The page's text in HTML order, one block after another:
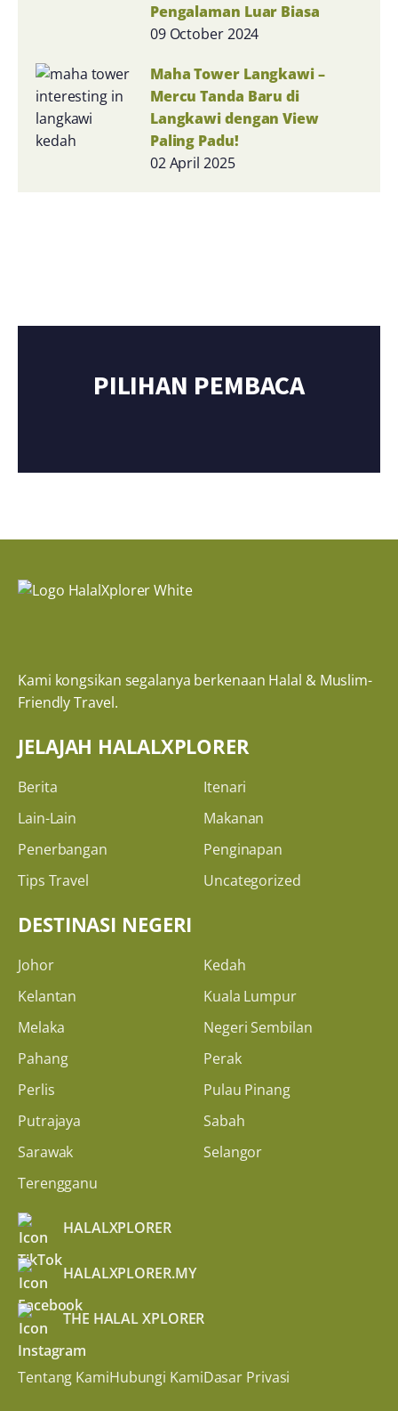
Pengalaman Luar Biasa
09 October 2024
Maha Tower Langkawi –
Mercu Tanda Baru di
Langkawi dengan View
Paling Padu!
02 April 2025
PILIHAN PEMBACA
Kami kongsikan segalanya berkenaan Halal & Muslim-
Friendly Travel.
JELAJAH HALALXPLORER
Berita
Itenari
Lain-Lain
Makanan
Penerbangan
Penginapan
Tips Travel
Uncategorized
DESTINASI NEGERI
Johor
Kedah
Kelantan
Kuala Lumpur
Melaka
Negeri Sembilan
Pahang
Perak
Perlis
Pulau Pinang
Putrajaya
Sabah
Sarawak
Selangor
Terengganu
HALALXPLORER
HALALXPLORER.MY
THE HALAL XPLORER
Tentang KamiHubungi KamiDasar Privasi